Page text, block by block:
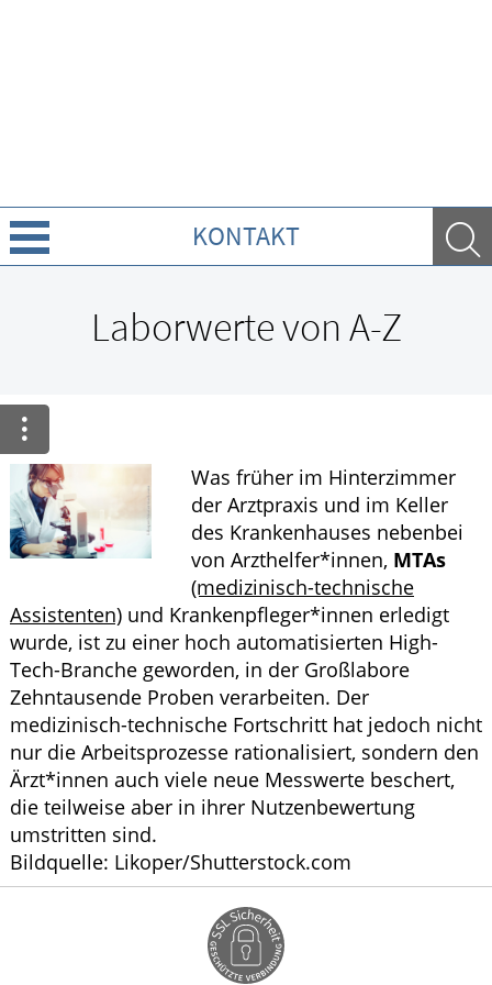
KONTAKT
Ratgeber
Krankheiten & Therapie
ELTERN UND KIND
Laborwerte von A-Z
Was früher im Hinterzimmer
der Arztpraxis und im Keller
des Krankenhauses nebenbei
von Arzthelfer*innen, MTAs
(medizinisch-technische
Assistenten) und Krankenpfleger*innen erledigt
wurde, ist zu einer hoch automatisierten High-
Tech-Branche geworden, in der Großlabore
Zehntausende Proben verarbeiten. Der
medizinisch-technische Fortschritt hat jedoch nicht
nur die Arbeitsprozesse rationalisiert, sondern den
Ärzt*innen auch viele neue Messwerte beschert,
die teilweise aber in ihrer Nutzenbewertung
umstritten sind.
Bildquelle: Likoper/Shutterstock.com